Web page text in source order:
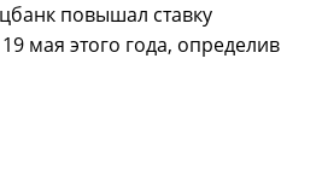
повышал ставку
мая этого года, определив